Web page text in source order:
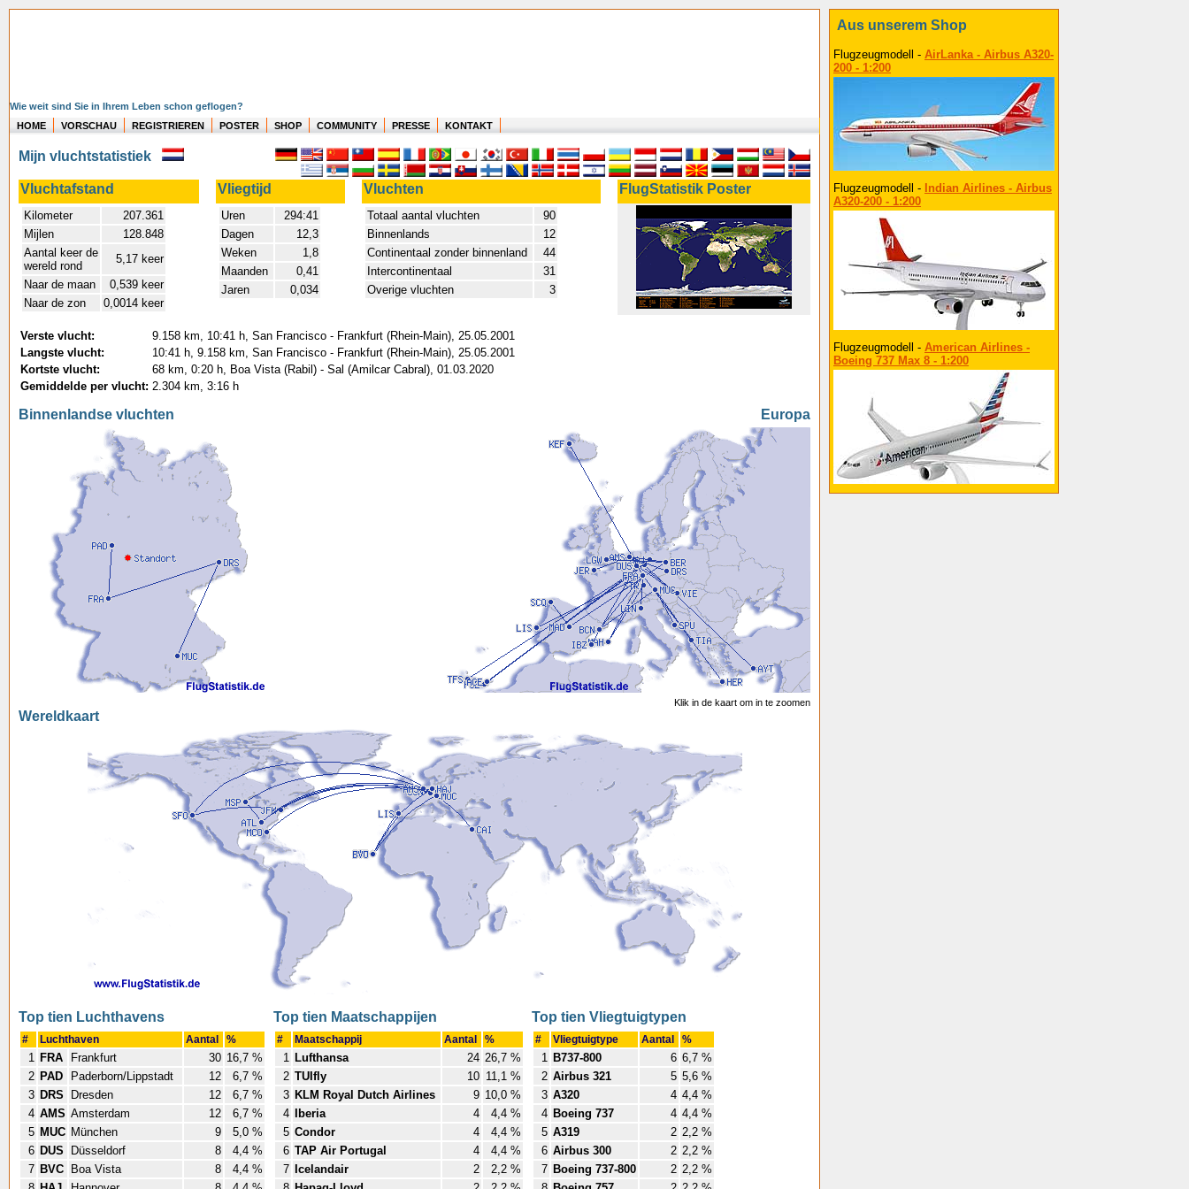
Wie weit sind Sie in Ihrem Leben schon geflogen?
HOME
VORSCHAU REGISTRIEREN POSTER SHOP COMMUNITY PRESSE KONTAKT
Mijn vluchtstatistiek
Vluchtafstand Vliegtijd Vluchten FlugStatistik Poster
Kilometer
207.361
Mijlen
128.848
Aantal keer de
wereld rond
5,17 keer
Naar de maan
0,539 keer
Naar de zon
0,0014 keer
Uren
294:41
Dagen
12,3
Weken
1,8
Maanden
0,41
Jaren
0,034
Totaal aantal vluchten
90
Binnenlands
12
Continentaal zonder binnenland
44
Intercontinentaal
31
Overige vluchten
3
Verste vlucht:
9.158 km, 10:41 h, San Francisco - Frankfurt (Rhein-Main), 25.05.2001
Langste vlucht:
10:41 h, 9.158 km, San Francisco - Frankfurt (Rhein-Main), 25.05.2001
Kortste vlucht:
68 km, 0:20 h, Boa Vista (Rabil) - Sal (Amilcar Cabral), 01.03.2020
Gemiddelde per vlucht: 2.304 km, 3:16 h
Binnenlandse vluchten Europa
Klik in de kaart om in te zoomen
Wereldkaart
Top tien Luchthavens
# Luchthaven Aantal %
1 FRA Frankfurt 30 16,7 %
2 PAD Paderborn/Lippstadt 12
6,7 %
3 DRS Dresden 12
6,7 %
4 AMS Amsterdam 12
6,7 %
5 MUC München 9
5,0 %
6 DUS Düsseldorf 8
4,4 %
7 BVC Boa Vista 8
4,4 %
Top tien Maatschappijen
# Maatschappij Aantal %
1 Lufthansa 24 26,7 %
2 TUIfly 10 11,1 %
3 KLM Royal Dutch Airlines 9 10,0 %
4
Iberia 4
4,4 %
5 Condor 4
4,4 %
6 TAP Air Portugal 4
4,4 %
7
Icelandair 2
2,2 %
Top tien Vliegtuigtypen
# Vliegtuigtype Aantal %
1 B737-800 6 6,7 %
2 Airbus 321 5 5,6 %
3 A320 4 4,4 %
4 Boeing 737 4 4,4 %
5 A319 2 2,2 %
6 Airbus 300 2 2,2 %
7 Boeing 737-800 2 2,2 %
Aus unserem Shop
Flugzeugmodell - AirLanka - Airbus A320-
200 - 1:200
Flugzeugmodell - Indian Airlines - Airbus
A320-200 - 1:200
Flugzeugmodell - American Airlines -
Boeing 737 Max 8 - 1:200